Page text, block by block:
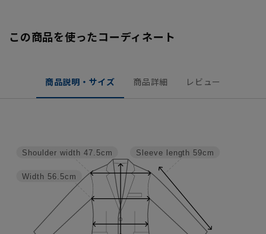
この商品を使ったコーディネート
商品説明・サイズ 商品詳細 レビュー
Sleeve length 59cm
Width 56.5cm
Shoulder width 47.5cm